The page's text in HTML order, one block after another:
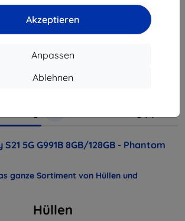
Akzeptieren
Anpassen
Ablehnen
Mobiltelefone
5G G991B 8GB/128GB - Phantom
ganze Sortiment von Hüllen und
Hüllen